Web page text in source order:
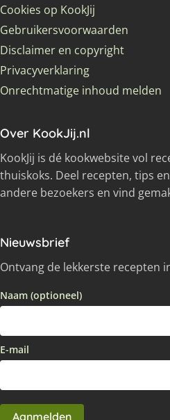
Cookies op KookJij
Gebruikersvoorwaarden
Disclaimer en copyright
Privacyverklaring
Onrechtmatige inhoud melden
Over KookJij.nl
KookJij is dé kookwebsite vol
thuiskoks. Deel recepten, tips
andere bezoekers en vind
Nieuwsbrief
Ontvang de lekkerste recepten
Naam (optioneel)
E-mail
Aanmelden